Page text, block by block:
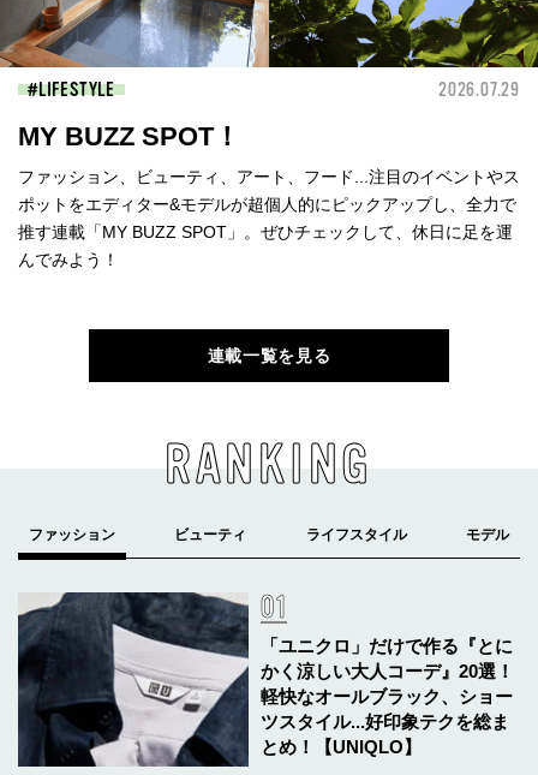
LIFESTYLE 2026.07.29
MY BUZZ SPOT！
ファッション、ビューティ、アート、フード...注目のイベントやス
ポットをエディター&モデルが超個人的にピックアップし、全力で
推す連載「MY BUZZ SPOT」。ぜひチェックして、休日に足を運
んでみよう！
連載一覧を見る
RANKING
「ユニクロ」だけで作る『とに
かく涼しい大人コーデ』20選！
軽快なオールブラック、ショー
ツスタイル...好印象テクを総ま
とめ！【UNIQLO】